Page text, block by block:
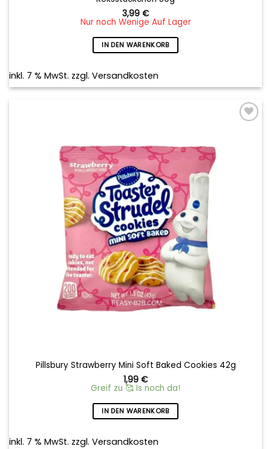
3,99 €
Nur noch Wenige Auf Lager
IN DEN WARENKORB
inkl. 7 % MwSt. zzgl. Versandkosten
Pillsbury Strawberry Mini Soft Baked Cookies 42g
1,99 €
Greif zu 🥰 Is noch da!
IN DEN WARENKORB
inkl. 7 % MwSt. zzgl. Versandkosten